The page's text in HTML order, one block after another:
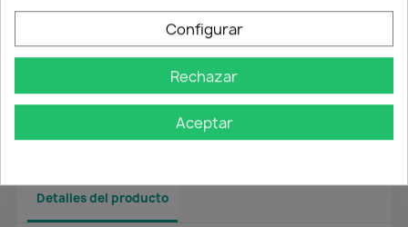
Transferencia
Contra reembolso
Atención profesional
Te ayudamos con cualquier duda
Detalles del producto
Configurar
Rechazar
Aceptar